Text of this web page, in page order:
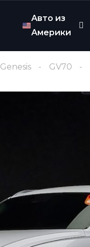
Авто из
Америки
Genesis GV70